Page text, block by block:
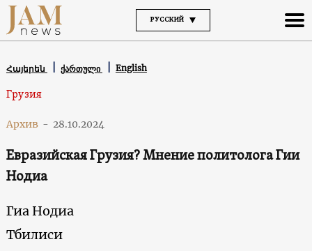
РУССКИЙ
Հայերեն ქართული English
Грузия
Архив - 28.10.2024
Евразийская Грузия? Мнение политолога Гии
Нодиа
Гиа Нодиа
Тбилиси